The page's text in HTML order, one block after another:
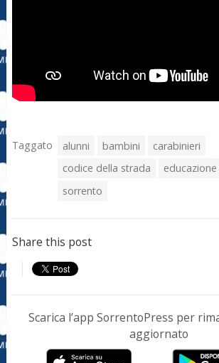
Taggato alunni bambini
carabinieri
codice della strada
sorrento
Share this post
Scarica l’app SorrentoPress per
aggiornato